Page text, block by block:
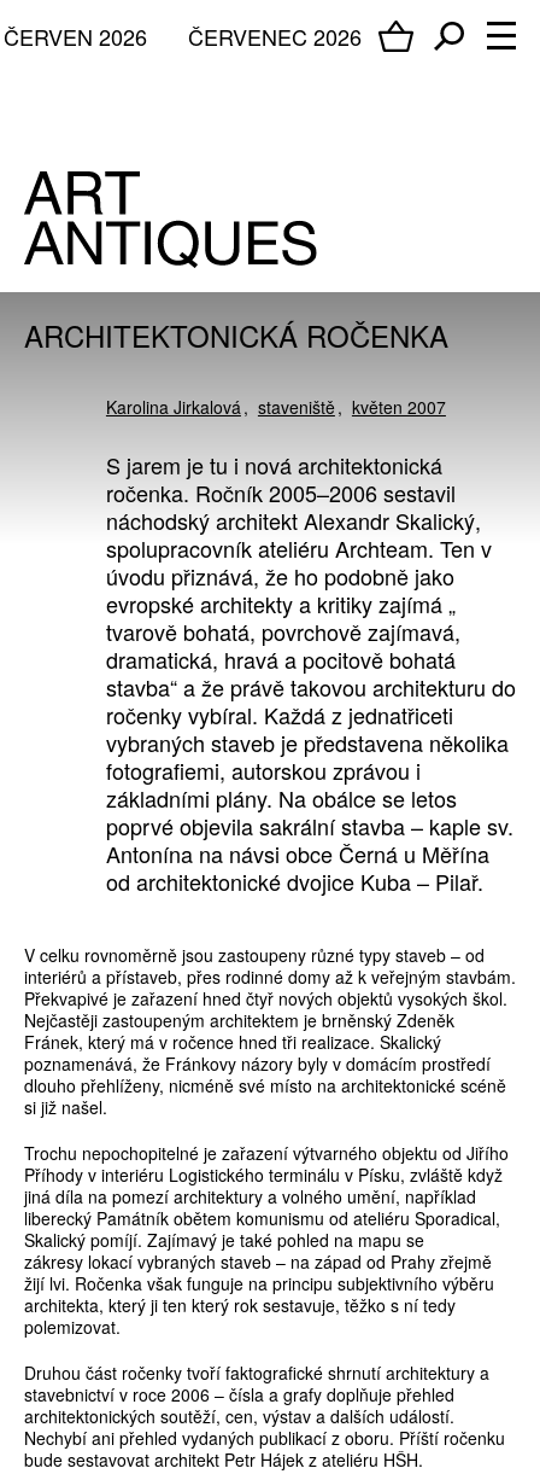
ČERVENEC 2026
ČERVEN 2026
ARCHITEKTONICKÁ ROČENKA
Karolina Jirkalová staveniště květen 2007
S jarem je tu i nová architektonická
ročenka. Ročník 2005–2006 sestavil
náchodský architekt Alexandr Skalický,
spolupracovník ateliéru Archteam. Ten v
úvodu přiznává, že ho podobně jako
evropské architekty a kritiky zajímá „
tvarově bohatá, povrchově zajímavá,
dramatická, hravá a pocitově bohatá
stavba“ a že právě takovou architekturu do
ročenky vybíral. Každá z jednatřiceti
vybraných staveb je představena několika
fotografiemi, autorskou zprávou i
základními plány. Na obálce se letos
poprvé objevila sakrální stavba – kaple sv.
Antonína na návsi obce Černá u Měřína
od architektonické dvojice Kuba – Pilař.
V celku rovnoměrně jsou zastoupeny různé typy staveb – od
interiérů a přístaveb, přes rodinné domy až k veřejným stavbám.
Překvapivé je zařazení hned čtyř nových objektů vysokých škol.
Nejčastěji zastoupeným architektem je brněnský Zdeněk
Fránek, který má v ročence hned tři realizace. Skalický
poznamenává, že Fránkovy názory byly v domácím prostředí
dlouho přehlíženy, nicméně své místo na architektonické scéně
si již našel.
Trochu nepochopitelné je zařazení výtvarného objektu od Jiřího
Příhody v interiéru Logistického terminálu v Písku, zvláště když
jiná díla na pomezí architektury a volného umění, například
liberecký Památník obětem komunismu od ateliéru Sporadical,
Skalický pomíjí. Zajímavý je také pohled na mapu se
zákresy lokací vybraných staveb – na západ od Prahy zřejmě
žijí lvi. Ročenka však funguje na principu subjektivního výběru
architekta, který ji ten který rok sestavuje, těžko s ní tedy
polemizovat.
Druhou část ročenky tvoří faktografické shrnutí architektury a
stavebnictví v roce 2006 – čísla a grafy doplňuje přehled
architektonických soutěží, cen, výstav a dalších událostí.
Nechybí ani přehled vydaných publikací z oboru. Příští ročenku
bude sestavovat architekt Petr Hájek z ateliéru HŠH.